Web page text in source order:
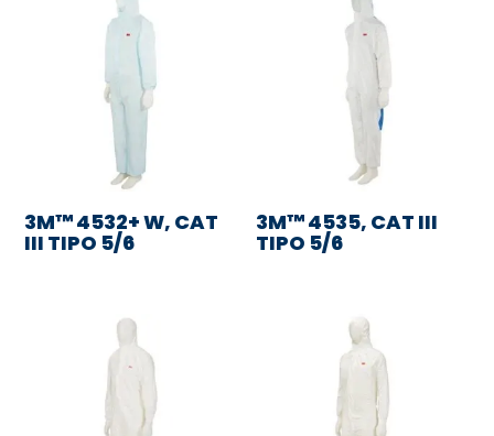
3M™ 4532+ W, CAT
III TIPO 5/6
3M™ 4535, CAT III
TIPO 5/6